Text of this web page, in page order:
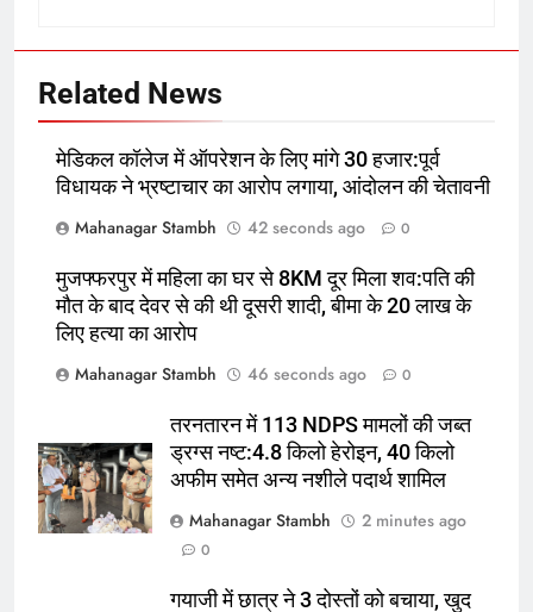
Related News
मेडिकल कॉलेज में ऑपरेशन के लिए मांगे 30 हजार:पूर्व
विधायक ने भ्रष्टाचार का आरोप लगाया, आंदोलन की चेतावनी
Mahanagar Stambh
42 seconds ago 0
मुजफ्फरपुर में महिला का घर से 8KM दूर मिला शव:पति की
मौत के बाद देवर से की थी दूसरी शादी, बीमा के 20 लाख के
लिए हत्या का आरोप
Mahanagar Stambh
46 seconds ago 0
तरनतारन में 113 NDPS मामलों की जब्त
ड्रग्स नष्ट:4.8 किलो हेरोइन, 40 किलो
अफीम समेत अन्य नशीले पदार्थ शामिल
Mahanagar Stambh
2 minutes ago
0
गयाजी में छात्र ने 3 दोस्तों को बचाया, खुद
अफीम समेत अन्य नशीले पदार्थ शामिल
उत्तर
6
मेरठ में CM Yogi ने कांवड़ियों पर बरसाए
फूल, बोले- 4 से 5 करोड़ शिव भक्तों के
7
SBI में 1538 पदों पर निकली भर्ती:64
हजार से ज्यादा सैलरी, क्वालिफिकेशन
सहित कंप्लीट डिटेल जानने के लिए यहां
क्लिक करें
8
डूबा:24 घंटे बाद फल्गु नदी में मिली 8वीं के